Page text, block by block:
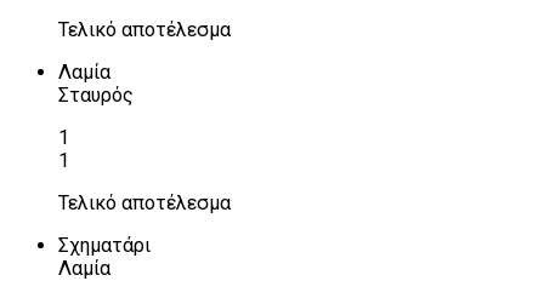
Τελικό αποτέλεσμα
Λαμία
Σταυρός
1
1
Τελικό αποτέλεσμα
Σχηματάρι
Λαμία